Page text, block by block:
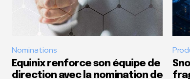
Nominations
Equinix renforce son équipe de
direction avec la nomination de